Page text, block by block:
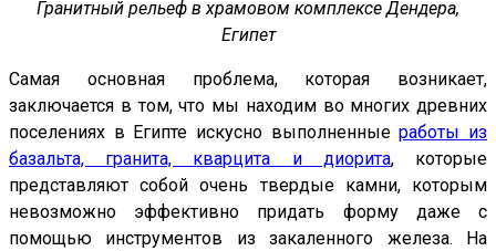
Гранитный рельеф в храмовом комплексе Дендера,
Египет
Самая основная проблема, которая возникает,
заключается в том, что мы находим во многих древних
поселениях в Египте искусно выполненныеработы из
базальта, гранита, кварцита и диорита, которые
представляют собой очень твердые камни, которым
невозможно эффективно придать форму даже с
помощью инструментов из закаленного железа. На